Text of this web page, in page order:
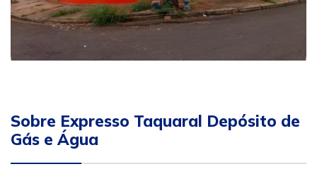
Sobre Expresso Taquaral Depósito de
Gás e Água